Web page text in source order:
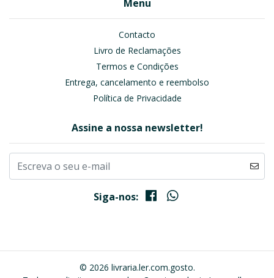
Menu
Contacto
Livro de Reclamações
Termos e Condições
Entrega, cancelamento e reembolso
Política de Privacidade
Assine a nossa newsletter!
Siga-nos:
© 2026 livraria.ler.com.gosto.